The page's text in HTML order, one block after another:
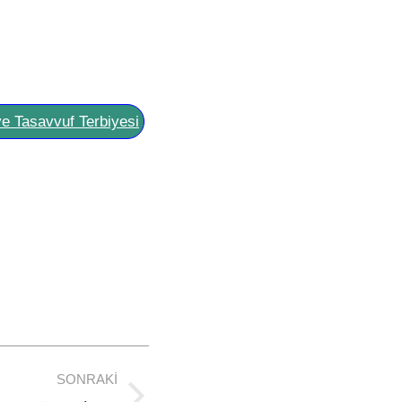
Tasavvuf Terbiyesi
SONRAKI